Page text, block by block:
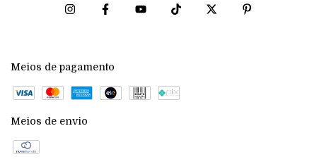
Meios de pagamento
Meios de envio